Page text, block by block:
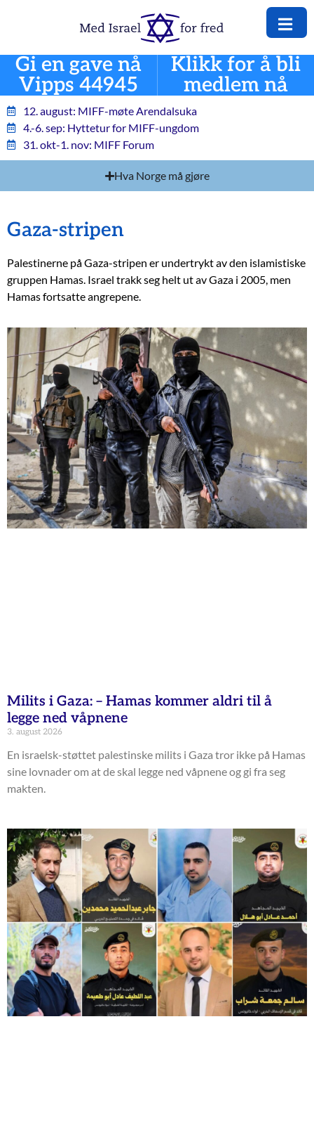
Gi en gave nå
Vipps 44945
Klikk for å bli
medlem nå
12. august: MIFF-møte Arendalsuka
4.-6. sep: Hyttetur for MIFF-ungdom
31. okt-1. nov: MIFF Forum
Hva Norge må gjøre
Gaza-stripen
Palestinerne på Gaza-stripen er undertrykt av den islamistiske
gruppen Hamas. Israel trakk seg helt ut av Gaza i 2005, men
Hamas fortsatte angrepene.
Milits i Gaza: – Hamas kommer aldri til å
legge ned våpnene
3. august 2026
En israelsk-støttet palestinske milits i Gaza tror ikke på Hamas
sine lovnader om at de skal legge ned våpnene og gi fra seg
makten.